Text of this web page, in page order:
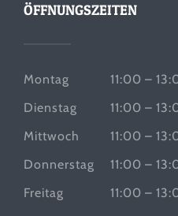
ÖFFNUNGSZEITEN
Montag
11:00 –
Dienstag
11:00 –
Mittwoch
11:00 –
Donnerstag
11:00 –
Freitag
11:00 –